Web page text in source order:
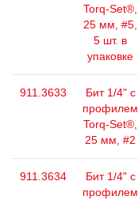
Torq-Set®,
25 мм, #5,
5 шт. в
упаковке
911.3633
Бит 1/4" с
профилем
Torq-Set®,
25 мм, #2
911.3634
Бит 1/4" с
профилем